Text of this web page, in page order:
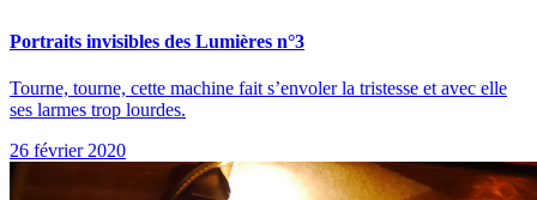
Portraits invisibles des Lumières n°3
Tourne, tourne, cette machine fait s’envoler la tristesse et avec elle
ses larmes trop lourdes.
26 février 2020